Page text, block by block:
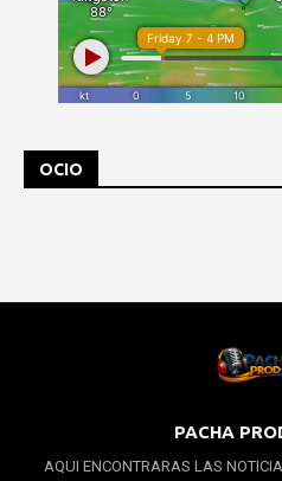
OCIO
PACHA
AQUI ENCONTRARAS LAS